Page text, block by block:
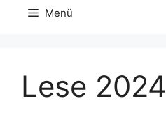
Menü
Lese 2024